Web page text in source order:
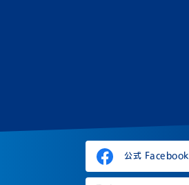
公式 Facebook